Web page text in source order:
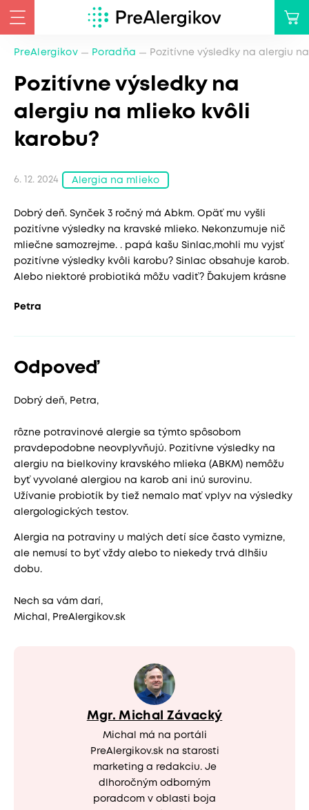
PreAlergikov Poradňa Pozitívne výsledky na alergiu
Pozitívne výsledky na
alergiu na mlieko kvôli
karobu?
6. 12. 2024 Alergia na mlieko
Dobrý deň. Synček 3 ročný má Abkm. Opäť mu vyšli
pozitívne výsledky na kravské mlieko. Nekonzumuje nič
mliečne samozrejme. . papá kašu Sinlac,mohli mu vyjsť
pozitívne výsledky kvôli karobu? Sinlac obsahuje karob.
Alebo niektoré probiotiká môžu vadiť? Ďakujem krásne
Petra
Odpoveď
Dobrý deň, Petra,
rôzne potravinové alergie sa týmto spôsobom
pravdepodobne neovplyvňujú. Pozitívne výsledky na
alergiu na bielkoviny kravského mlieka (ABKM) nemôžu
byť vyvolané alergiou na karob ani inú surovinu.
Užívanie probiotík by tiež nemalo mať vplyv na výsledky
alergologických testov.
Alergia na potraviny u malých detí síce často vymizne,
ale nemusí to byť vždy alebo to niekedy trvá dlhšiu
dobu.
Nech sa vám darí,
Michal, PreAlergikov.sk
Mgr. Michal Závacký
Michal má na portáli
PreAlergikov.sk na starosti
marketing a redakciu. Je
dlhoročným odborným
poradcom v oblasti boja